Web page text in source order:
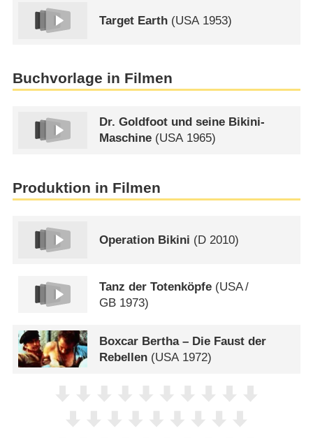
Target Earth (USA1953)
Buchvorlage in Filmen
Dr. Goldfoot und seine Bikini-
Maschine (USA1965)
Produktion in Filmen
Operation Bikini (D 2010)
Tanz der Totenköpfe (USA/
GB 1973)
Boxcar Bertha – Die Faust der
Rebellen (USA 1972)